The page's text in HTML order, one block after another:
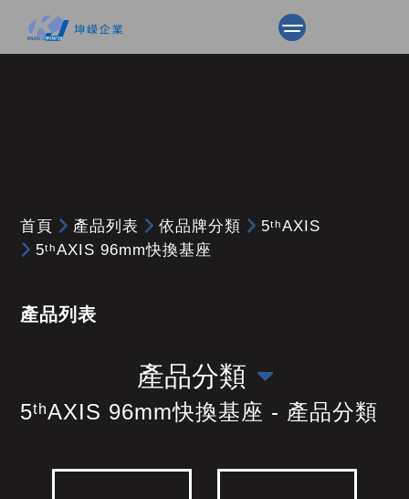
首頁 產品列表 依品牌分類
5ᵗʰAXIS
5ᵗʰAXIS 96mm快換基座
產品列表
產品分類
5ᵗʰAXIS 96mm快換基座 - 產品分類